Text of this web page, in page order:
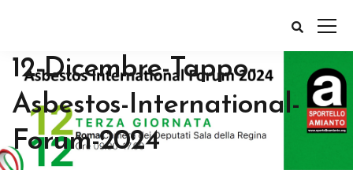
12-Dicembre-Tappo-
Asbestos-International-
Forum-2024